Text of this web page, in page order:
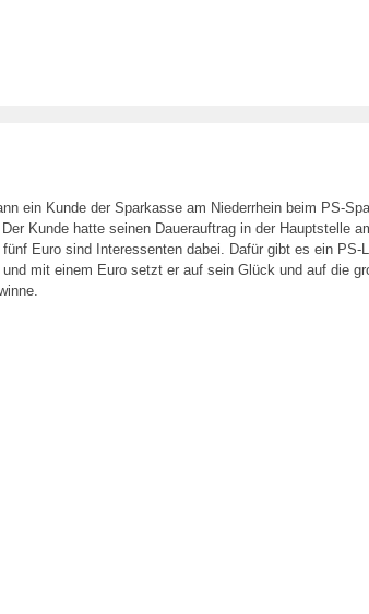
ein Kunde der Sparkasse am Niederrhein beim PS-
Kunde hatte seinen Dauerauftrag in der Hauptstelle
Euro sind Interessenten dabei. Dafür gibt es ein PS-
mit einem Euro setzt er auf sein Glück und auf die